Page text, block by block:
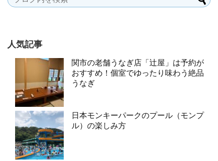
人気記事
関市の老舗うなぎ店「辻屋」は予約が
おすすめ！個室でゆったり味わう絶品
うなぎ
日本モンキーパークのプール（モンプ
ル）の楽しみ方